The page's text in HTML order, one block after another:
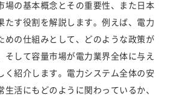
場の基本概念とその重要性、また日本
たす役割を解説します。例えば、電力
めの仕組みとして、どのような政策が
そして容量市場が電力業界全体に与え
く紹介します。電力システム全体の安
生活にもどのように関わっているか、